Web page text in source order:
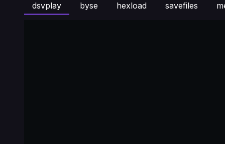
dsvplay byse hexload savefiles